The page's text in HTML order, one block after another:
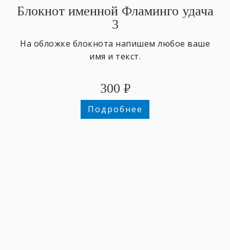
Блокнот именной Фламинго удача
3
На обложке блокнота напишем любое ваше
имя и текст.
300 ₽
Подробнее